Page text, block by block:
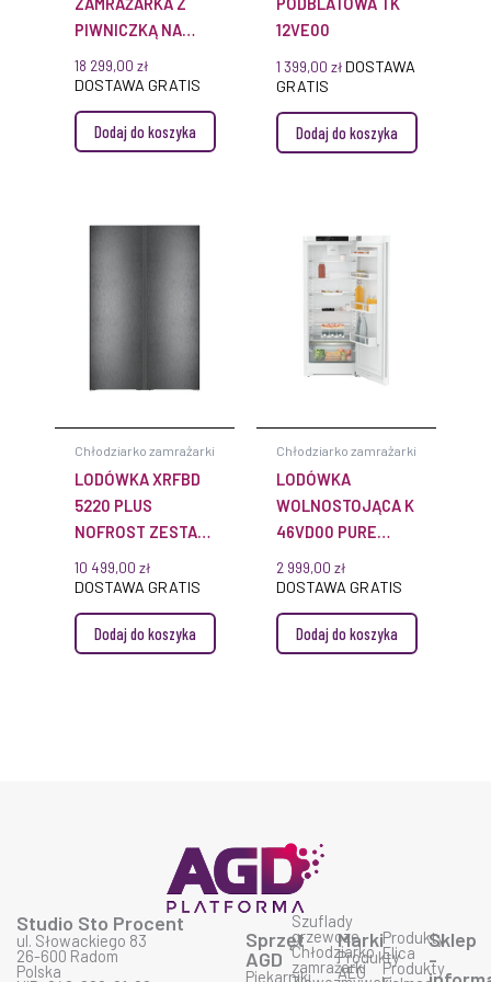
PIWNICZKĄ NA
WINO LIEBHERR
SWNSTD 529I PEAK
NOFROST STAL
NIERDZEWNA
18 299,00 zł
DOSTAWA GRATIS
Dodaj do koszyka
12VE00
1 399,00 zł DOSTAWA
GRATIS
Dodaj do koszyka
Chłodziarko zamrażarki
LODÓWKA XRFBD
5220 PLUS
NOFROST ZESTAW
SIDE-BY-SIDE
10 499,00 zł
DOSTAWA GRATIS
Dodaj do koszyka
Chłodziarko zamrażarki
LODÓWKA
WOLNOSTOJĄCA K
46VD00 PURE
EASYFRESH
2 999,00 zł
DOSTAWA GRATIS
Dodaj do koszyka
Studio Sto Procent
ul. Słowackiego 83
26-600 Radom
Polska
Sprzęt
AGD
Piekarniki
Szuflady
grzewcze
Chłodziarko
zamrażarki
Marki
Produkty
AEG
Produkty
Elica
Produkty
Sklep
-